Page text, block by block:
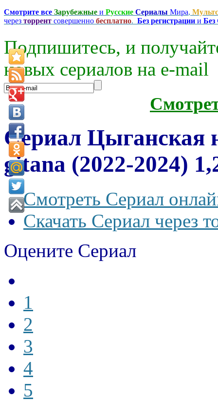
Смотрите все Зарубежные и Русские Сериалы Мира,
через торрент совершенно бесплатно. Без регистрации и
Подпишитесь, и
новых сериалов на e-mаil
Сериал Цыганская
gitana (2022-2024)
Смотреть Сериал
Скачать Сериал через
Оцените Сериал
1
2
3
4
5